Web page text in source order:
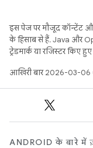
इस पेज पर मौजूद कॉन्टेंट
के हिसाब से हैं. Java और
ट्रेडमार्क या रजिस्टर किए हुए
आखिरी बार 2026-03-06
ANDROID के बारे में